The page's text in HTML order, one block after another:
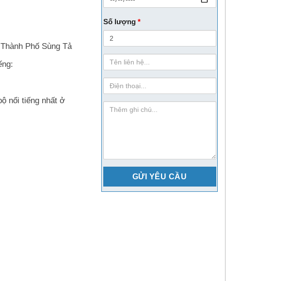
Phố Sùng Tả
nổi tiếng nhất ở
Số lượng *
Họ
Tên
sdt
ghi-